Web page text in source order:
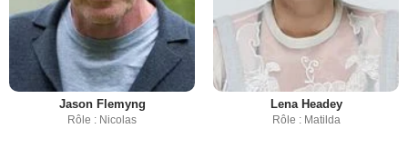
Jason Flemyng
Rôle : Nicolas
Lena Headey
Rôle : Matilda